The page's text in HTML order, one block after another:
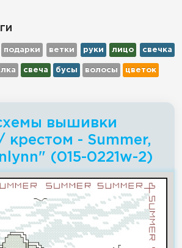
подарки ветки руки лицо свечка
свеча бусы волосы цветок
вышивки
крестом - Summer,
(015-0221w-2)